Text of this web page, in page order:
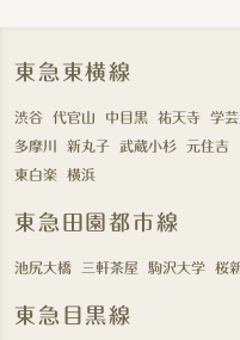
東急東横線
渋谷 代官山 中目黒 祐天寺 学
多摩川
新丸子 武蔵小杉 元住吉
東白楽
横浜
東急田園都市線
池尻大橋 三軒茶屋 駒沢大学 桜
東急目黒線